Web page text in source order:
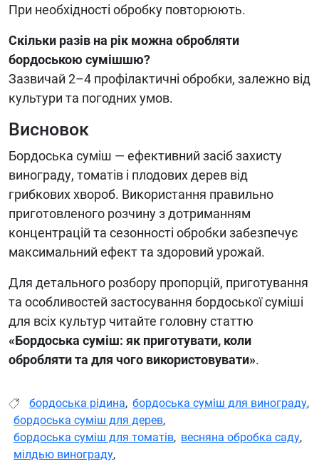
При необхідності обробку повторюють.
Скільки разів на рік можна обробляти
бордоською сумішшю?
Зазвичай 2–4 профілактичні обробки, залежно від
культури та погодних умов.
Висновок
Бордоська суміш — ефективний засіб захисту
винограду, томатів і плодових дерев від
грибкових хвороб. Використання правильно
приготовленого розчину з дотриманням
концентрацій та сезонності обробки забезпечує
максимальний ефект та здоровий урожай.
Для детального розбору пропорцій, приготування
та особливостей застосування бордоської суміші
для всіх культур читайте головну статтю
«Бордоська суміш: як приготувати, коли
обробляти та для чого використовувати».
бордоська рідина, бордоська суміш для винограду,
бордоська суміш для дерев,
бордоська суміш для томатів, весняна обробка саду,
мілдью винограду,